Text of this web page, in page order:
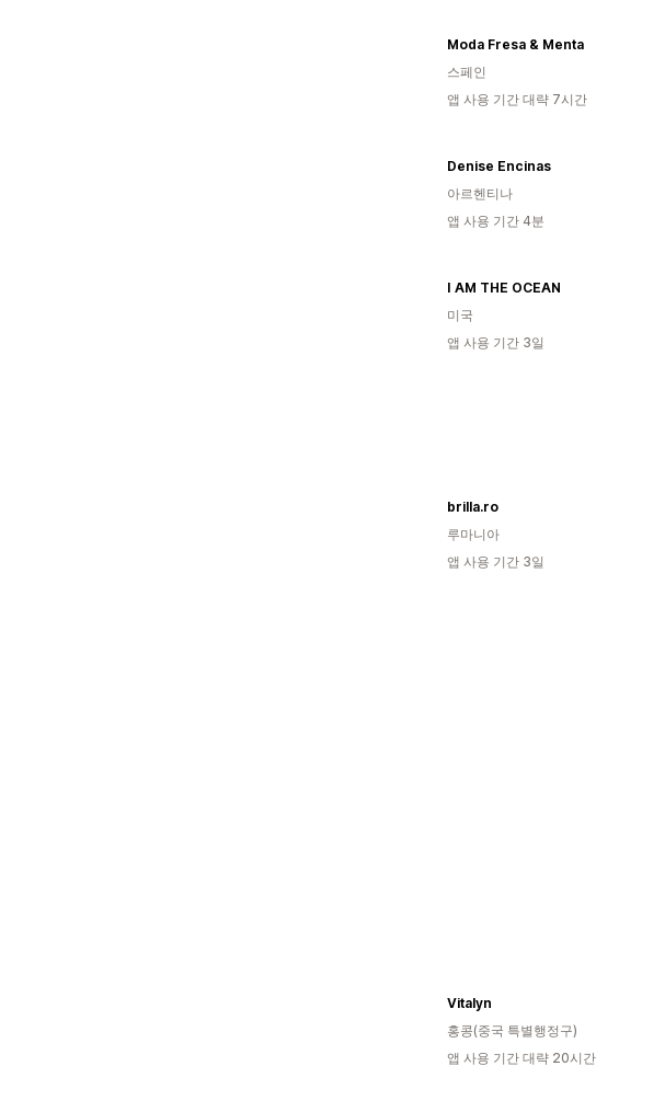
Moda Fresa & Menta
스페인
앱 사용 기간 대략 7시간
Denise Encinas
아르헨티나
앱 사용 기간 4분
I AM THE OCEAN
미국
앱 사용 기간 3일
brilla.ro
루마니아
앱 사용 기간 3일
Vitalyn
홍콩(중국 특별행정구)
앱 사용 기간 대략 20시간